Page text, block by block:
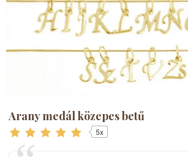
Arany medál közepes betű
5x